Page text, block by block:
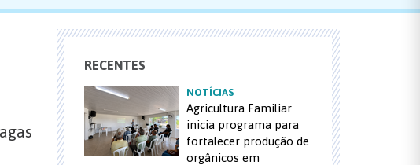
RECENTES
NOTÍCIAS
Agricultura Familiar
inicia programa para
fortalecer produção de
orgânicos em